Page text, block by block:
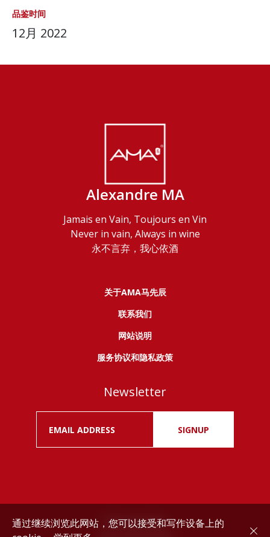
品鉴时间
12月 2022
Alexandre MA
Jamais en Vain, Toujours en Vin
Never in vain, Always in wine
永不言弃，我心依酒
关于AMA马先辰
联系我们
网站说明
服务协议和隐私政策
Newsletter
SIGNUP
Drink responsibly.
通过继续浏览此网站，您可以接受和写作设备上的